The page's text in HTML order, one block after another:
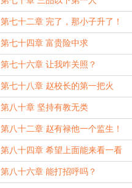
第七十二章 完了，那小子升了！
第七十四章 富贵险中求
第七十六章 让我咋关照？
第七十八章 赵校长的第一把火
第八十章 坚持有教无类
第八十二章 赵有禄他一个监生！
第八十四章 希望上面能来看一看
第八十六章 能打招呼吗？